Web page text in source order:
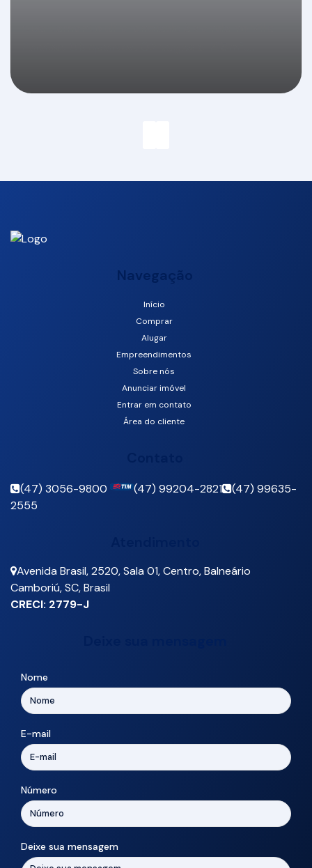
Navegação
Início
Comprar
Alugar
Empreendimentos
Sobre nós
Anunciar imóvel
Entrar em contato
Área do cliente
(47) 3056-9800 (47) 99204-2821
(47) 99635-
2555
Avenida Brasil,2520,Sala 01,Centro,Balneário
Camboriú,SC,Brasil
CRECI: 2779-J
Nome
E-mail
Número
Deixe sua mensagem